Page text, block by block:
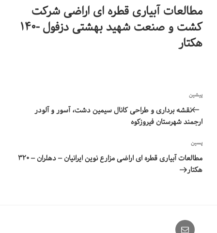
مطالعات آبیاری قطره ای اراضی شرکت
کشت و صنعت شهید بهشتی دزفول -۱۴۰
هکتار
راهبری
نوشته‌ها
نوشته
قبلی
پیشین
نقشه برداری و طراحی کانال سیمین دشت، آسور و آلودر
ارجمند شهرستان فیروزکوه
نوشته‌ٔ
بعدی
پسین
مطالعات آبیاری قطره ای اراضی مزارع نوین ایرانیان – دهلران – ۳۲۰
هکتار
Email